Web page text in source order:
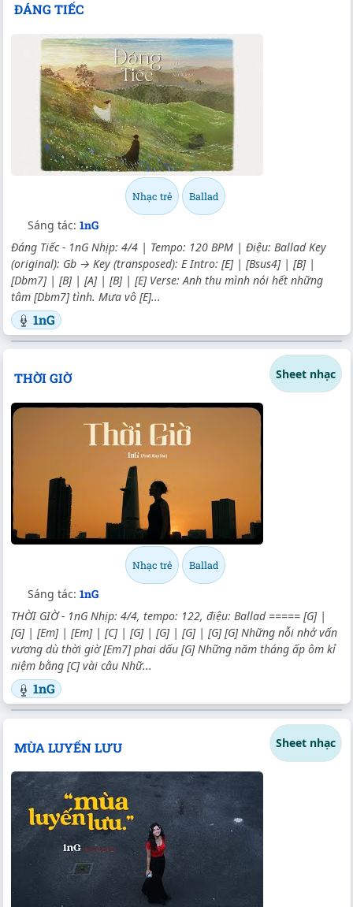
ĐÁNG TIẾC
Nhạc trẻ Ballad
Sáng tác: 1nG
Đáng Tiếc - 1nG Nhịp: 4/4 | Tempo: 120 BPM | Điệu: Ballad Key
(original): Gb → Key (transposed): E Intro: [E] | [Bsus4] | [B] |
[Dbm7] | [B] | [A] | [B] | [E] Verse: Anh thu mình nói hết những
tâm [Dbm7] tình. Mưa vô [E]...
1nG
THỜI GIỜ Sheet nhạc
Nhạc trẻ Ballad
Sáng tác: 1nG
THỜI GIỜ - 1nG Nhịp: 4/4, tempo: 122, điệu: Ballad ===== [G] |
[G] | [Em] | [Em] | [C] | [G] | [G] | [G] | [G] [G] Những nỗi nhớ vấn
vương dù thời giờ [Em7] phai dấu [G] Những năm tháng ấp ôm kỉ
niệm bằng [C] vài câu Nhữ...
1nG
MÙA LUYẾN LƯU Sheet nhạc